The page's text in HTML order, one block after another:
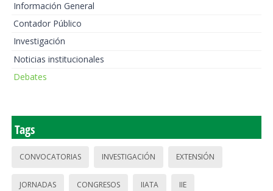
Información General
Contador Público
Investigación
Noticias institucionales
Debates
Tags
CONVOCATORIAS INVESTIGACIÓN EXTENSIÓN
JORNADAS CONGRESOS IIATA IIE